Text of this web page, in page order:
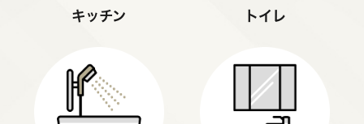
キッチン トイレ